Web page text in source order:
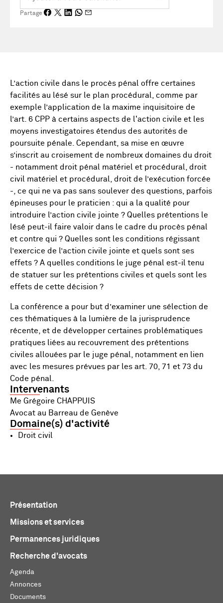
Partage
L’action civile dans le procès pénal offre certaines
facilités au lésé sur le plan procédural, comme par
exemple l’application de la maxime inquisitoire de
l’art. 6 CPP à certains aspects de l'action civile et les
moyens investigatoires étendus des autorités de
poursuite pénale. Cependant, sa mise en œuvre
s’inscrit au croisement de nombreux domaines du droit
- notamment droit pénal matériel et procédural, droit
civil matériel et procédural, droit de l’exécution forcée
-, ce qui ne va pas sans soulever des questions, parfois
épineuses pour le praticien : qui a la qualité pour
introduire l’action civile jointe ? Quelles prétentions le
lésé peut-il faire valoir dans le cadre du procès pénal
et contre qui ? Quelles sont les conditions régissant
l’exercice de l’action civile jointe et quels sont ses
effets ? A quelles conditions le juge pénal est-il tenu
de statuer sur les prétentions civiles et quels sont les
effets de cette décision ?
La conférence a pour but d’examiner une sélection de
ces thématiques à la lumière de la jurisprudence
récente, et de développer certaines problématiques
pratiques liées au recouvrement des prétentions
civiles allouées par le juge pénal, notamment en lien
avec les mesures prévues par les art. 70, 71 et 73 du
Code pénal.
Intervenants
Me Grégoire CHAPPUIS
Avocat au Barreau de Genève
Domaine(s) d'activité
Droit civil
Présentation
Missions et services
Permanences juridiques
Recherche d'avocats
Agenda
Annonces
Documents